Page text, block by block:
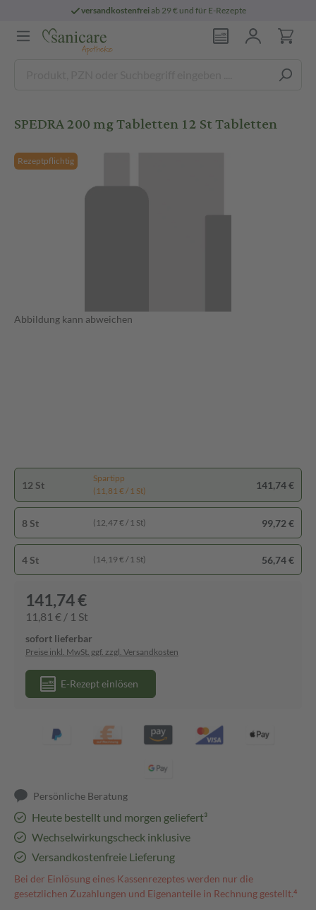
versandkostenfreiab 29 € und für E-Rezepte
SPEDRA 200 mg Tabletten 12 St Tabletten
Rezeptpflichtig
Abbildung kann abweichen
12 St
Spartipp
(11,81 € / 1 St)
141,74 €
8 St (12,47 € / 1 St) 99,72 €
4 St (14,19 € / 1 St) 56,74 €
141,74 €
11,81 € / 1 St
sofort lieferbar
Preise inkl. MwSt. ggf. zzgl. Versandkosten
E-Rezept einlösen
Persönliche Beratung
Heute bestellt und morgen geliefert³
Wechselwirkungscheck inklusive
Versandkostenfreie Lieferung
Bei der Einlösung eines Kassenrezeptes werden nur die
gesetzlichen Zuzahlungen und Eigenanteile in Rechnung gestellt.⁴